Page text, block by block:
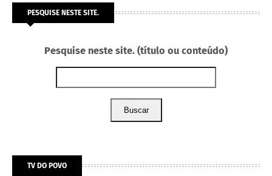
PESQUISE NESTE SITE.
Pesquise neste site. (título ou conteúdo)
Buscar
TV DO POVO